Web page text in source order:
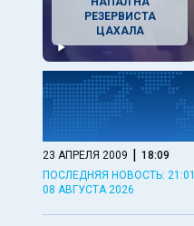
РЕЗЕРВИСТА
ЦАХАЛА
23 АПРЕЛЯ 2009 | 18:09
ПОСЛЕДНЯЯ НОВОСТЬ: 21:01
08 АВГУСТА 2026